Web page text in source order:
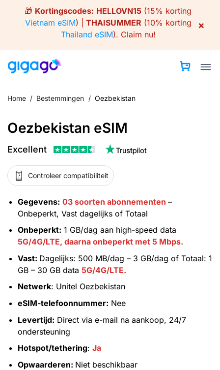
🎁 Kortingscodes: HELLOVN15 (15% korting
Vietnam eSIM) | THAISUMMER (10% korting
Thailand eSIM). Claim nu!
×
Home / Bestemmingen / Oezbekistan
Oezbekistan eSIM
Excellent
Controleer compatibiliteit
Gegevens: 03 soorten abonnementen –
Onbeperkt, Vast dagelijks of Totaal
Onbeperkt: 1 GB/dag aan high-speed data
5G/4G/LTE, daarna onbeperkt met 5 Mbps.
Vast: Dagelijks: 500 MB/dag – 3 GB/dag of Totaal: 1
GB – 30 GB data 5G/4G/LTE.
Netwerk: Unitel Oezbekistan
eSIM-telefoonnummer: Nee
Levertijd: Direct via e-mail na aankoop, 24/7
ondersteuning
Hotspot/tethering: Ja
Opwaarderen: Niet beschikbaar